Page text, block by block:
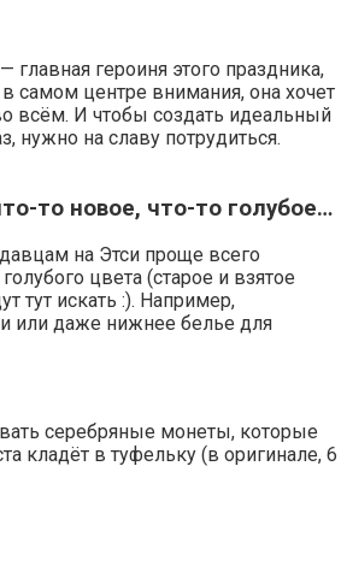
главная героиня этого праздника,
самом центре внимания, она хочет
всём. И чтобы создать идеальный
нужно на славу потрудиться.
то новое, что-то голубое…
на Этси проще всего
цвета (старое и взятое
тут искать :). Например,
или даже нижнее белье для
серебряные монеты, которые
кладёт в туфельку (в оригинале, 6